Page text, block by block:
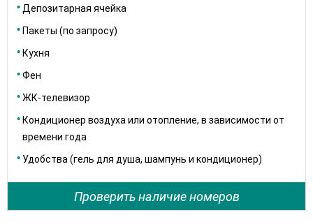
Депозитарная ячейка
Пакеты (по запросу)
Кухня
Фен
ЖК-телевизор
Кондиционер воздуха или отопление, в зависимости от
времени года
Удобства (гель для душа, шампунь и кондиционер)
Проверить наличие номеров